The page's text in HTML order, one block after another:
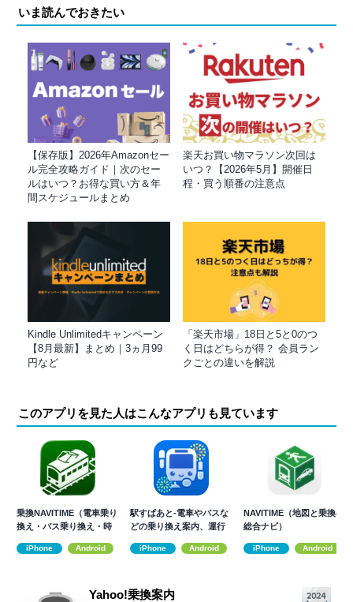
いま読んでおきたい
【保存版】2026年Amazonセー
ル完全攻略ガイド｜次のセー
ルはいつ？お得な買い方＆年
間スケジュールまとめ
楽天お買い物マラソン次回は
いつ？【2026年5月】開催日
程・買う順番の注意点
Kindle Unlimitedキャンペーン
【8月最新】まとめ｜3ヵ月99
円など
「楽天市場」18日と5と0のつ
く日はどちらが得？ 会員ラン
クごとの違いを解説
このアプリを見た人はこんなアプリも見ています
乗換NAVITIME（電車乗り
換え・バス乗り換え・時
iPhone Android
駅すぱあと-電車やバスな
どの乗り換え案内、運行
iPhone Android
NAVITIME（地図と乗換の
総合ナビ）
iPhone Android
Yahoo!乗換案内